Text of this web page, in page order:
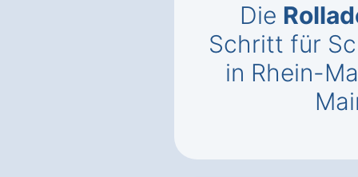
Die
Schritt für
in Rhein-